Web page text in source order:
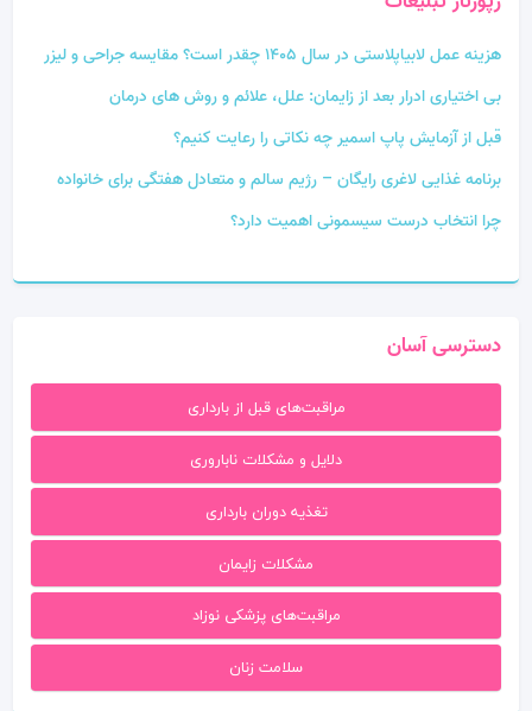
هزینه عمل لابیاپلاستی در سال 1405 چقدر است؟ مقایسه جراحی و لیزر
بی‌ اختیاری ادرار بعد از زایمان: علل، علائم و روش‌ های درمان
قبل از آزمایش پاپ اسمیر چه نکاتی را رعایت کنیم؟
برنامه غذایی لاغری رایگان – رژیم سالم و متعادل هفتگی برای خانواده
چرا انتخاب درست سیسمونی اهمیت دارد؟
دسترسی آسان
مراقبت‌های قبل از بارداری
دلایل و مشکلات ناباروری
تغذیه دوران بارداری
مشکلات زایمان
مراقبت‌های پزشکی نوزاد
سلامت زنان